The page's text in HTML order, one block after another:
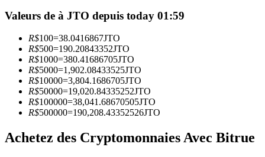
Analyse de mégadonnées, y compris des informations
Valeurs de à JTO depuis today 01:59
R$100=38.0416867JTO
R$500=190.20843352JTO
R$1000=380.41686705JTO
R$5000=1,902.08433525JTO
R$10000=3,804.1686705JTO
R$50000=19,020.84335252JTO
R$100000=38,041.68670505JTO
R$500000=190,208.43352526JTO
Achetez des Cryptomonnaies Avec Bitrue